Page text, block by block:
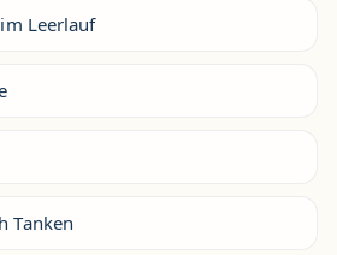
Leerlauf
Tanken